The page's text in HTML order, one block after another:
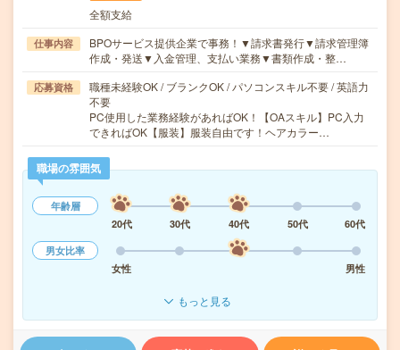
全額支給
仕事内容
BPOサービス提供企業で事務！▼請求書発行▼請求管理簿
作成・発送▼入金管理、支払い業務▼書類作成・整…
応募資格
職種未経験OK / ブランクOK / パソコンスキル不要 / 英語力
不要
PC使用した業務経験があればOK！【OAスキル】PC入力
できればOK【服装】服装自由です！ヘアカラー…
職場の雰囲気
年齢層
20代
30代 40代 50代
60代
男女比率
女性
男性
もっと見る